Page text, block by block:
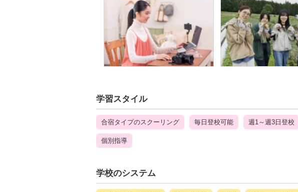
学習スタイル
合宿タイプのスクーリング 毎日登校可能 週1～週3日登校
個別指導
学校のシステム